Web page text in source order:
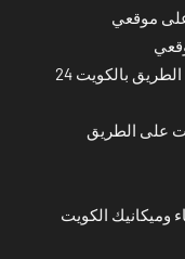
موقعي
بنشر تصليح سيارات متنقل متطور على الطريق بالكويت 24
على الطريق
وميكانيك الكويت